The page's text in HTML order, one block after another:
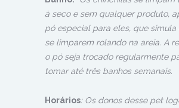
à seco e sem qualquer produto,
pó especial para eles, que
se limparem rolando na areia. A
o pó seja trocado regularmente
tomar até três banhos semanais.
Horários: Os donos desse pet